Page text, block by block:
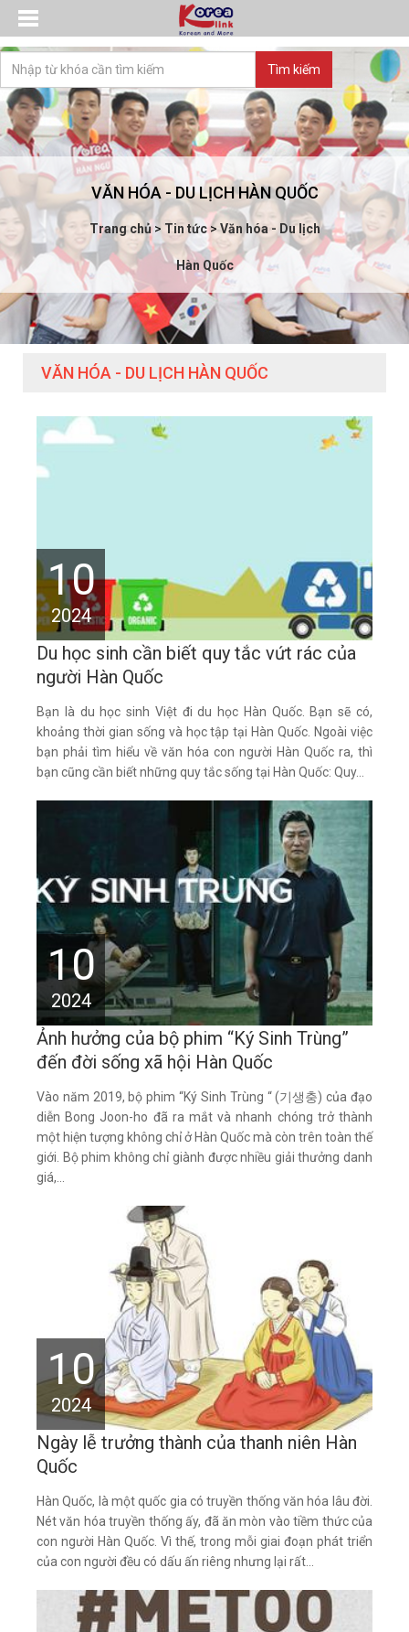
VĂN HÓA - DU LỊCH HÀN QUỐC
Trang chủ> Tin tức>Văn hóa - Du lịch
Hàn Quốc
VĂN HÓA - DU LỊCH HÀN QUỐC
10
2024
Du học sinh cần biết quy tắc vứt rác của
người Hàn Quốc
Bạn là du học sinh Việt đi du học Hàn Quốc. Bạn sẽ có,
khoảng thời gian sống và học tập tại Hàn Quốc. Ngoài việc
bạn phải tìm hiểu về văn hóa con người Hàn Quốc ra, thì
bạn cũng cần biết những quy tắc sống tại Hàn Quốc: Quy...
10
2024
Ảnh hưởng của bộ phim “Ký Sinh Trùng”
đến đời sống xã hội Hàn Quốc
Vào năm 2019, bộ phim “Ký Sinh Trùng “ (기생충) của đạo
diễn Bong Joon-ho đã ra mắt và nhanh chóng trở thành
một hiện tượng không chỉ ở Hàn Quốc mà còn trên toàn thế
giới. Bộ phim không chỉ giành được nhiều giải thưởng danh
giá,...
10
2024
Ngày lễ trưởng thành của thanh niên Hàn
Quốc
Hàn Quốc, là một quốc gia có truyền thống văn hóa lâu đời.
Nét văn hóa truyền thống ấy, đã ăn mòn vào tiềm thức của
con người Hàn Quốc. Vì thế, trong mỗi giai đoạn phát triển
của con người đều có dấu ấn riêng nhưng lại rất...